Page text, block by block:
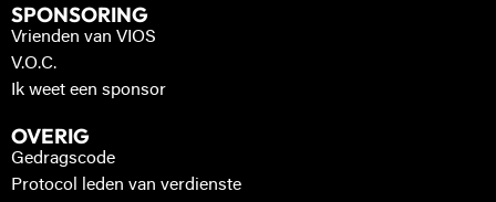
SPONSORING
Vrienden van VIOS
V.O.C.
Ik weet een sponsor
OVERIG
Gedragscode
Protocol leden van verdienste